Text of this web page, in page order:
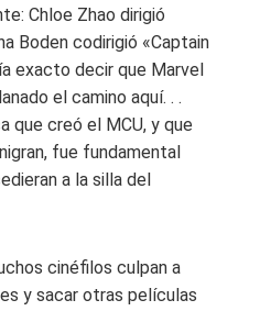
Chloe Zhao dirigió
Boden codirigió «Captain
exacto decir que Marvel
el camino aquí. . .
que creó el MCU, y que
fue fundamental
a la silla del
cinéfilos culpan a
y sacar otras películas